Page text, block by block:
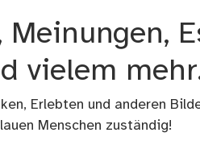
vielem
Erlebten und anderen
Menschen zuständig!